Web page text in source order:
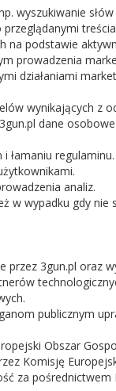
wyszukiwanie
na podstawie
prowadzenia
działaniami
wynikających z
dane
łamaniu regulaminu.
analiz.
w wypadku gdy
przez 3gun.pl oraz
publicznym
Obszar
Komisję
za